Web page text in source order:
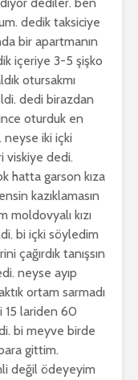
dedik taksiciye
bir apartmanın
içeriye 3-5 şişko
otursakmı
dedi birazdan
oturduk en
iki içki
viskiye dedi.
hatta garson kıza
kazıklamasın
moldovyalı kızı
bi içki söyledim
çağırdık tanışsın
neyse ayıp
ortam sarmadı
15 lariden 60
bi meyve birde
gittim.
değil ödeyeyim